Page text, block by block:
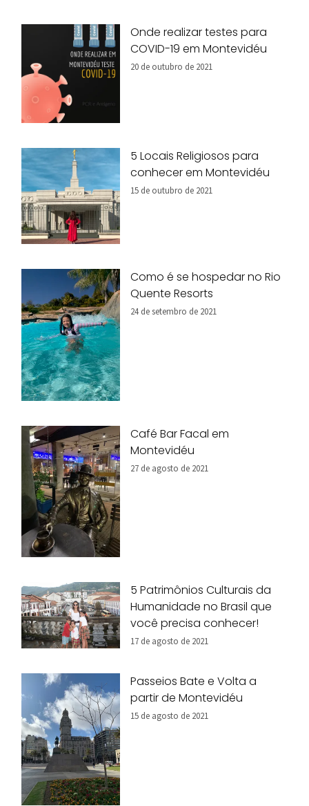
Onde realizar testes para
COVID-19 em Montevidéu
20 de outubro de 2021
5 Locais Religiosos para
conhecer em Montevidéu
15 de outubro de 2021
Como é se hospedar no Rio
Quente Resorts
24 de setembro de 2021
Café Bar Facal em
Montevidéu
27 de agosto de 2021
5 Patrimônios Culturais da
Humanidade no Brasil que
você precisa conhecer!
17 de agosto de 2021
Passeios Bate e Volta a
partir de Montevidéu
15 de agosto de 2021